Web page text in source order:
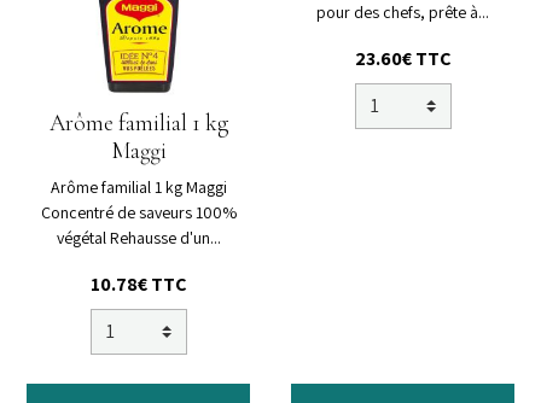
Arôme familial 1 kg
Maggi
Arôme familial 1 kg Maggi
Concentré de saveurs 100%
végétal Rehausse d'un...
10.78€ TTC
pour des chefs, prête à...
23.60€ TTC